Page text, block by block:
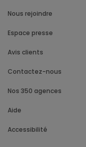
Nous rejoindre
Espace presse
Avis clients
Contactez-nous
Nos 350 agences
Aide
Accessibilité